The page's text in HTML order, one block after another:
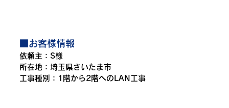
■お客様情報
依頼主：S様
所在地：埼玉県さいたま市
工事種別：1階から2階へのLAN工事